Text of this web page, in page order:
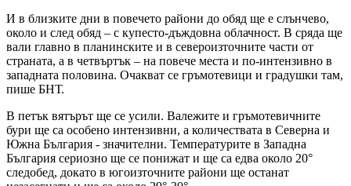
И в близките дни в повечето райони до обяд ще е слънчево,
около и след обяд – с купесто-дъждовна облачност. В сряда ще
вали главно в планинските и в североизточните части от
страната, а в четвъртък – на повече места и по-интензивно в
западната половина. Очакват се гръмотевици и градушки там,
пише БНТ.
В петък вятърът ще се усили. Валежите и гръмотевичните
бури ще са особено интензивни, а количествата в Северна и
Южна България - значителни. Температурите в Западна
България сериозно ще се понижат и ще са едва около 20°
следобед, докато в югоизточните райони ще останат